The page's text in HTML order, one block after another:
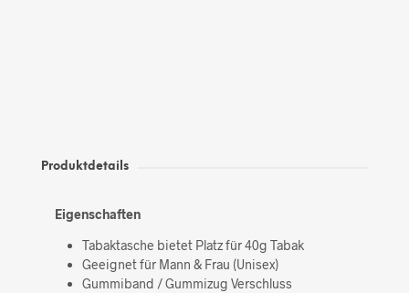
Produktdetails
Eigenschaften
Tabaktasche bietet Platz für 40g Tabak
Geeignet für Mann & Frau (Unisex)
Gummiband / Gummizug Verschluss